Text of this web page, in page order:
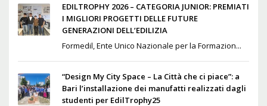
EDILTROPHY 2026 – CATEGORIA JUNIOR: PREMIATI
I MIGLIORI PROGETTI DELLE FUTURE
GENERAZIONI DELL’EDILIZIA
Formedil, Ente Unico Nazionale per la Formazion...
“Design My City Space – La Città che ci piace”: a
Bari l’installazione dei manufatti realizzati dagli
studenti per EdilTrophy25